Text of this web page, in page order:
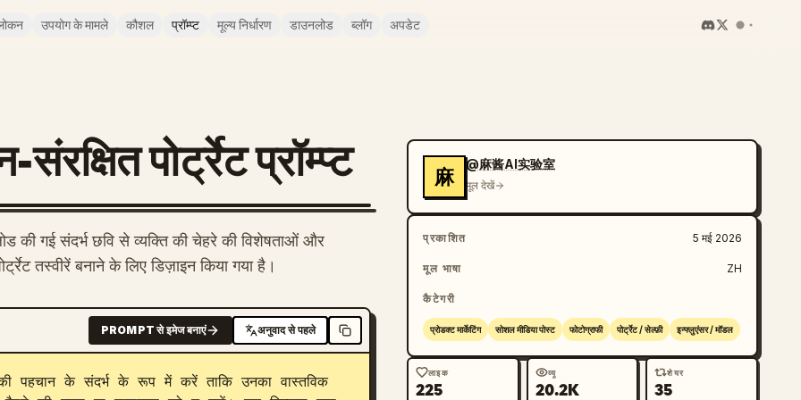
उपयोग के मामले कौशल प्रॉम्प्ट मूल्य निर्धारण डाउनलोड ब्लॉग अपडेट
पोर्ट्रेट प्रॉम्प्ट
की गई संदर्भ छवि से व्यक्ति की चेहरे की विशेषताओं और
तस्वीरें बनाने के लिए डिज़ाइन किया गया है।
PROMPT से इमेज बनाएं अनुवाद से पहले
पहचान के संदर्भ के रूप में करें ताकि उनका वास्तविक
麻
@麻酱AI实验室
मूल देखें
प्रकाशित 5 मई 2026
मूल भाषा ZH
कैटेगरी
प्रोडक्ट मार्केटिंग सोशल मीडिया पोस्ट फोटोग्राफी पोर्ट्रेट / सेल्फ़ी इन्फ्लुएंसर / मॉडल
लाइक
225
व्यू
20.2K
शेयर
35